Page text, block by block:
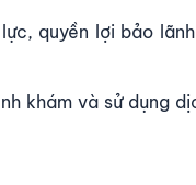
quyền lợi bảo
khám và sử dụng